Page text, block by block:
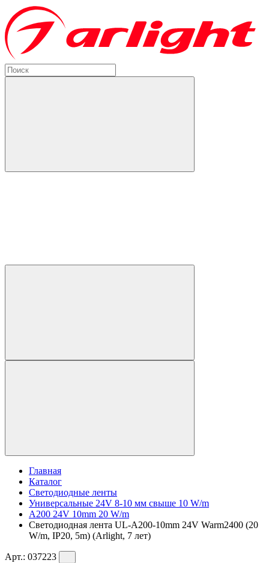
Главная
Каталог
Светодиодные ленты
Универсальные 24V 8-10 мм свыше 10 W/m
A200 24V 10mm 20 W/m
Светодиодная лента UL-A200-10mm 24V Warm2400 (20
W/m, IP20, 5m) (Arlight, 7 лет)
Арт.: 037223